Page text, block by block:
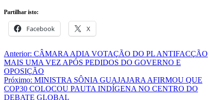
Partilhar isto:
Facebook X
Navegação
de
artigos
Anterior: CÂMARA ADIA VOTAÇÃO DO PL ANTIFACÇÃO
MAIS UMA VEZ APÓS PEDIDOS DO GOVERNO E
OPOSIÇÃO
Próximo: MINISTRA SÔNIA GUAJAJARA AFIRMOU QUE
COP30 COLOCOU PAUTA INDÍGENA NO CENTRO DO
DEBATE GLOBAL